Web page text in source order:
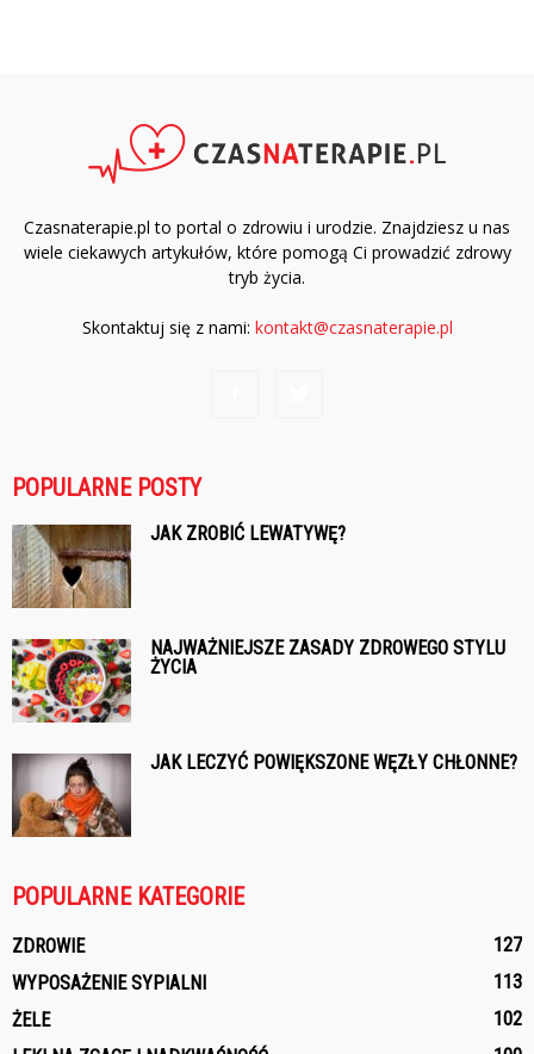
Czasnaterapie.pl to portal o zdrowiu i urodzie. Znajdziesz u nas
wiele ciekawych artykułów, które pomogą Ci prowadzić zdrowy
tryb życia.
Skontaktuj się z nami: kontakt@czasnaterapie.pl
POPULARNE POSTY
JAK ZROBIĆ LEWATYWĘ?
NAJWAŻNIEJSZE ZASADY ZDROWEGO STYLU
ŻYCIA
JAK LECZYĆ POWIĘKSZONE WĘZŁY CHŁONNE?
POPULARNE KATEGORIE
ZDROWIE
127
WYPOSAŻENIE SYPIALNI
113
ŻELE
102